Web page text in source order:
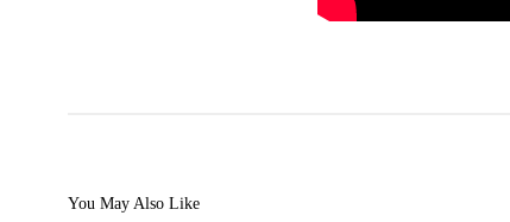
You May Also Like